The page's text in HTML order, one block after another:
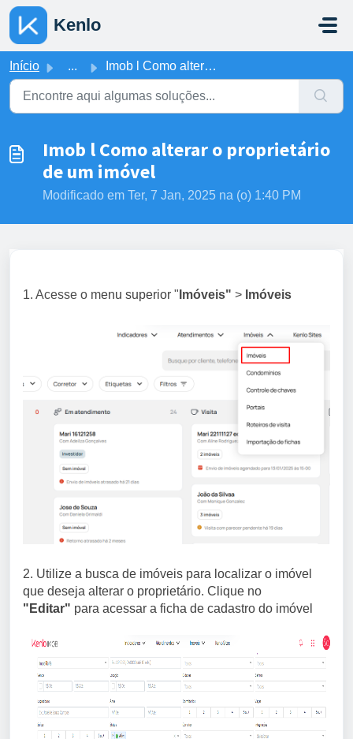
Ir para o conteúdo principal
Kenlo
Início ... Imob l Como alterar o proprietário de um imóvel
Imob l Como alterar o proprietário
de um imóvel
Modificado em Ter, 7 Jan, 2025 na (o) 1:40 PM
1. Acesse o menu superior " Imóveis" > Imóveis
2. Utilize a busca de imóveis para localizar o imóvel
que deseja alterar o proprietário. Clique no
"Editar" para acessar a ficha de cadastro do imóvel